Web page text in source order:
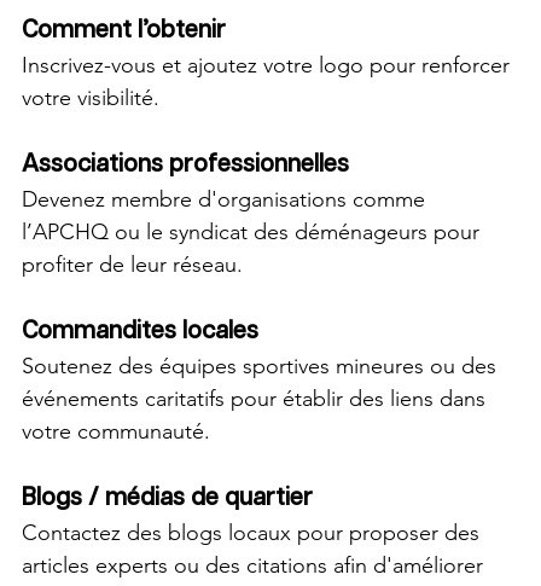
Comment l’obtenir
Inscrivez-vous et ajoutez votre logo pour renforcer
votre visibilité.
Associations professionnelles
Devenez membre d'organisations comme
l’APCHQ ou le syndicat des déménageurs pour
profiter de leur réseau.
Commandites locales
Soutenez des équipes sportives mineures ou des
événements caritatifs pour établir des liens dans
votre communauté.
Blogs / médias de quartier
Contactez des blogs locaux pour proposer des
articles experts ou des citations afin d'améliorer